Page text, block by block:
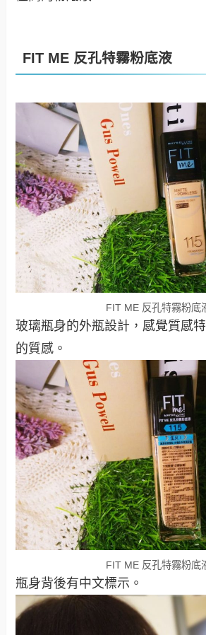
FIT ME 反孔特霧粉底液
FIT ME 反孔特霧粉底
玻璃瓶身的外瓶設計，感覺質感
的質感。
FIT ME 反孔特霧粉底
瓶身背後有中文標示。